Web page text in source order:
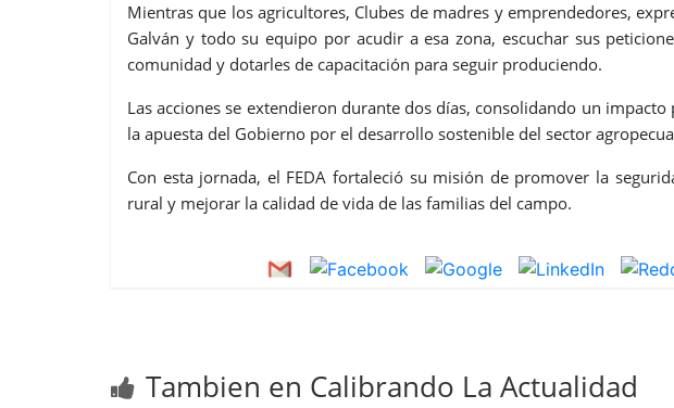
Mientras que los agricultores, Clubes de madres y emprendedores,
Galván y todo su equipo por acudir a esa zona, escuchar sus
comunidad y dotarles de capacitación para seguir produciendo.
Las acciones se extendieron durante dos días, consolidando un
la apuesta del Gobierno por el desarrollo sostenible del sector
Con esta jornada, el FEDA fortaleció su misión de promover la
rural y mejorar la calidad de vida de las familias del campo.
Tambien en Calibrando La Actualidad